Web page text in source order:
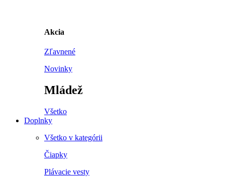
Akcia
Zľavnené
Novinky
Mládež
Všetko
Doplnky
Všetko v kategórii
Čiapky
Plávacie vesty